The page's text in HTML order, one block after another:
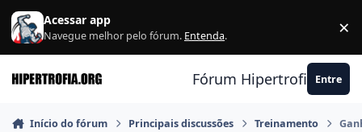
Ir para conteúdo
Acessar app
Navegue melhor pelo fórum. Entenda. ×
Fórum Hipertrofia.org
Entre
Início do fórum Principais discussões Treinamento